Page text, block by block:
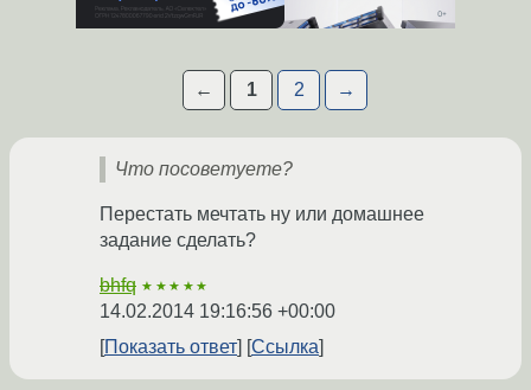
← 1 2 →
Что посоветуете?
Перестать мечтать ну или домашнее
задание сделать?
bhfq ★★★★★
14.02.2014 19:16:56 +00:00
Показать ответ
Ссылка